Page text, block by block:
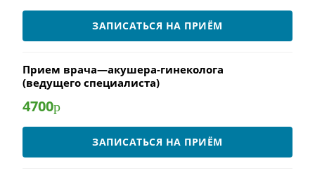
ЗАПИСАТЬСЯ НА ПРИЁМ
Прием врача—акушера-гинеколога
(ведущего специалиста)
4700р
ЗАПИСАТЬСЯ НА ПРИЁМ